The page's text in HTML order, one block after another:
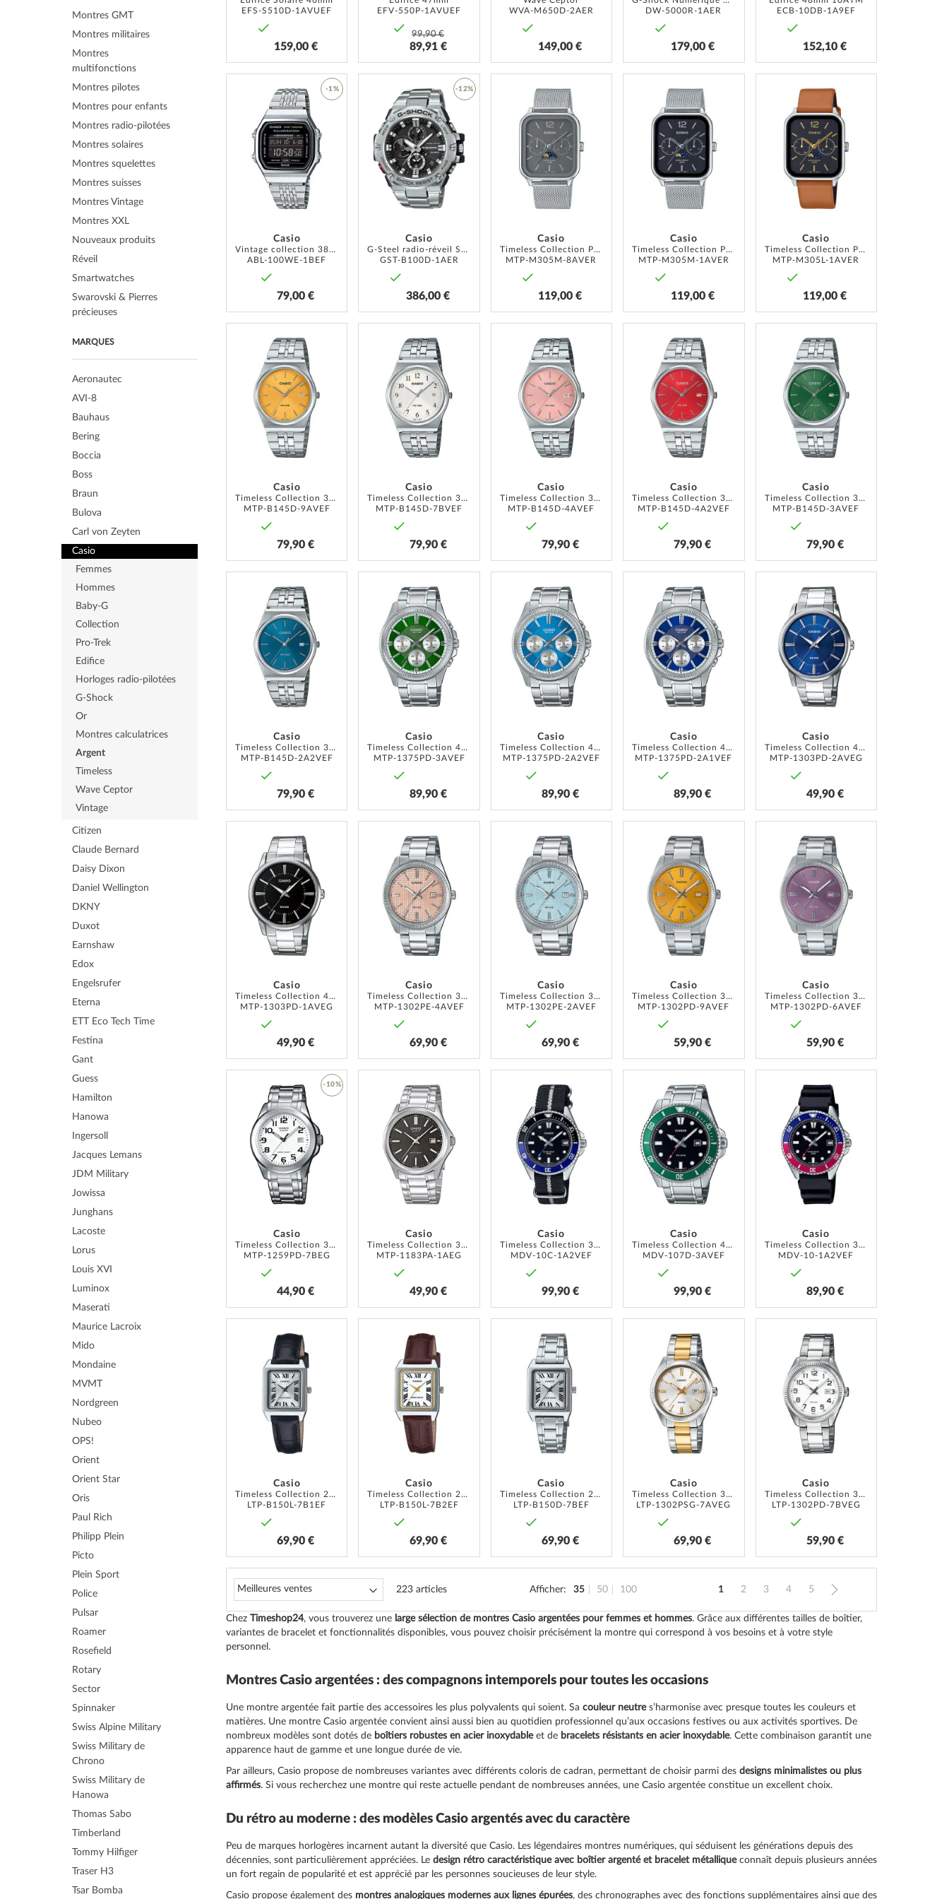
EFS-S510D-1AVUEF
159,00 €
EFV-550P-1AVUEF
99,90 €
89,91 €
WVA-M650D-2AER
149,00 €
DW-5000R-1AER
179,00 €
ECB-10DB-1A9EF
152,10 €
Casio
Vintage collection 38mm 1ATM
ABL-100WE-1BEF
79,00 €
-1%
À
Casio
G-Steel radio-réveil Solaire 50mm 20ATM
GST-B100D-1AER
386,00 €
-12%
À
MA
Casio
Timeless Collection Phase de lune 34mm 5ATM
MTP-M305M-8AVER
119,00 €
Casio
Timeless Collection Phase de lune 34mm 5ATM
MTP-M305M-1AVER
119,00 €
Casio
Timeless Collection Phase de lune 34mm 5ATM
MTP-M305L-1AVER
119,00 €
Casio
Timeless Collection 35mm 5ATM
MTP-B145D-9AVEF
79,90 €
Casio
Timeless Collection 35mm 5ATM
MTP-B145D-7BVEF
79,90 €
Casio
Timeless Collection 35mm 5ATM
MTP-B145D-4AVEF
79,90 €
Casio
Timeless Collection 35mm 5ATM
MTP-B145D-4A2VEF
79,90 €
Casio
Timeless Collection 35mm 5ATM
MTP-B145D-3AVEF
79,90 €
Casio
Timeless Collection 35mm 5ATM
MTP-B145D-2A2VEF
79,90 €
Casio
Timeless Collection 44mm 5ATM
MTP-1375PD-3AVEF
89,90 €
MA
LISTE
Casio
Timeless Collection 44mm 5ATM
MTP-1375PD-2A2VEF
89,90 €
MA
LISTE
Casio
Timeless Collection 44mm 5ATM
MTP-1375PD-2A1VEF
89,90 €
MA
LISTE
Casio
Timeless Collection 40mm 5ATM
MTP-1303PD-2AVEG
49,90 €
MA
Casio
Timeless Collection 40mm 5ATM
MTP-1303PD-1AVEG
49,90 €
MA
Casio
Timeless Collection 38mm 5ATM
MTP-1302PE-4AVEF
69,90 €
Casio
Timeless Collection 38mm 5ATM
MTP-1302PE-2AVEF
69,90 €
Casio
Timeless Collection 38mm 5ATM
MTP-1302PD-9AVEF
59,90 €
Casio
Timeless Collection 38mm 5ATM
MTP-1302PD-6AVEF
59,90 €
Casio
Timeless Collection 38mm 1ATM
MTP-1259PD-7BEG
44,90 €
-10%
À
Casio
Timeless Collection 38mm 1ATM
MTP-1183PA-1AEG
49,90 €
MA
Casio
Timeless Collection 38mm 5ATM
MDV-10C-1A2VEF
99,90 €
Casio
Timeless Collection 46mm 20ATM
MDV-107D-3AVEF
99,90 €
MA
LISTE
Casio
Timeless Collection 38mm 5ATM
MDV-10-1A2VEF
89,90 €
MA
Casio
Timeless Collection 22mm 1 ATM
LTP-B150L-7B1EF
69,90 €
Casio
Timeless Collection 22mm 1 ATM
LTP-B150L-7B2EF
69,90 €
Casio
Timeless Collection 22mm 1 ATM
LTP-B150D-7BEF
69,90 €
Casio
Timeless Collection 30mm 5ATM
LTP-1302PSG-7AVEG
69,90 €
Casio
Timeless Collection 30mm 5ATM
LTP-1302PD-7BVEG
59,90 €
223articles Afficher 35 50 100
Page
Vous lisez actuellement la page
1
Page
2
Page
3
Page
4
Page
5
Page
Suivant
Chez Timeshop24, vous trouverez une large sélection de montres Casio argentées pour femmes et hommes. Grâce aux différentes tailles de boîtier,
variantes de bracelet et fonctionnalités disponibles, vous pouvez choisir précisément la montre qui correspond à vos besoins et à votre style
personnel.
Montres Casio argentées : des compagnons intemporels pour toutes les occasions
Une montre argentée fait partie des accessoires les plus polyvalents qui soient. Sa couleur neutres’harmonise avec presque toutes les couleurs et
matières. Une montre Casio argentée convient ainsi aussi bien au quotidien professionnel qu’aux occasions festives ou aux activités sportives. De
nombreux modèles sont dotés de boîtiers robustes en acier inoxydableet de bracelets résistants en acier inoxydable. Cette combinaison garantit une
apparence haut de gamme et une longue durée de vie.
Par ailleurs, Casio propose de nombreuses variantes avec différents coloris de cadran, permettant de choisir parmi des designs minimalistes ou plus
affirmés. Si vous recherchez une montre qui reste actuelle pendant de nombreuses années, une Casio argentée constitue un excellent choix.
Du rétro au moderne : des modèles Casio argentés avec du caractère
Peu de marques horlogères incarnent autant la diversité que Casio. Les légendaires montres numériques, qui séduisent les générations depuis des
décennies, sont particulièrement appréciées. Le design rétro caractéristique avec boîtier argenté et bracelet métalliqueconnaît depuis plusieurs années
un fort regain de popularité et est apprécié par les personnes soucieuses de leur style.
Casio propose également des montres analogiques modernes aux lignes épurées, des chronographes avec des fonctions supplémentaires ainsi que des
Montres GMT
Montres militaires
Montres
multifonctions
Montres pilotes
Montres pour enfants
Montres radio-pilotées
Montres solaires
Montres squelettes
Montres suisses
Montres Vintage
Montres XXL
Nouveaux produits
Réveil
Smartwatches
Swarovski & Pierres
précieuses
MARQUES
Aeronautec
AVI-8
Bauhaus
Bering
Boccia
Boss
Braun
Bulova
Carl von Zeyten
Casio
Femmes
Hommes
Baby-G
Collection
Pro-Trek
Edifice
Horloges radio-pilotées
G-Shock
Or
Montres calculatrices
Argent
Timeless
Wave Ceptor
Vintage
Citizen
Claude Bernard
Daisy Dixon
Daniel Wellington
DKNY
Duxot
Earnshaw
Edox
Engelsrufer
Eterna
ETT Eco Tech Time
Festina
Gant
Guess
Hamilton
Hanowa
Ingersoll
Jacques Lemans
JDM Military
Jowissa
Junghans
Lacoste
Lorus
Louis XVI
Luminox
Maserati
Maurice Lacroix
Mido
Mondaine
MVMT
Nordgreen
Nubeo
OPS!
Orient
Orient Star
Oris
Paul Rich
Philipp Plein
Picto
Plein Sport
Police
Pulsar
Roamer
Rosefield
Rotary
Sector
Spinnaker
Swiss Alpine Military
Swiss Military de
Chrono
Swiss Military de
Hanowa
Thomas Sabo
Timberland
Tommy Hilfiger
Traser H3
Tsar Bomba